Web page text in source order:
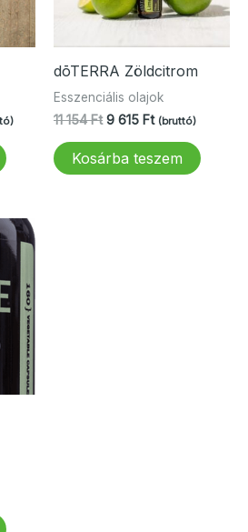
dōTERRA Zöldcitrom
Esszenciális olajok
11 154Ft Original
was:
11
9 615 FtCurrent
9
(bruttó)
Kosárba teszem